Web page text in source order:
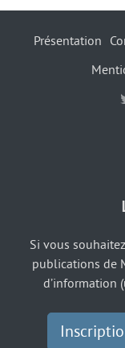
Présentation
Si vous
publications de
d’information